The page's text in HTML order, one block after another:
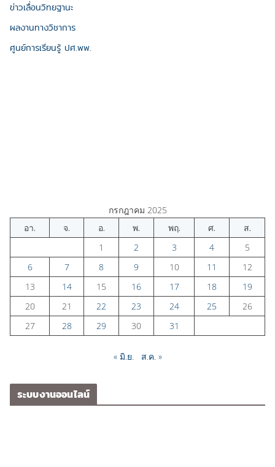
ข่าวเลื่อนวิทยฐานะ
ผลงานทางวิชาการ
ศูนย์การเรียนรู้ ปศ.พพ.
กรกฎาคม 2025
อา.
จ. อ. พ. พฤ. ศ.
ส.
1
2 3 4
5
6
7 8 9 10 11
12
13
14 15 16 17 18
19
20
21 22 23 24 25
26
27
28 29 30 31
« มิ.ย. ส.ค. »
ระบบงานออนไลน์